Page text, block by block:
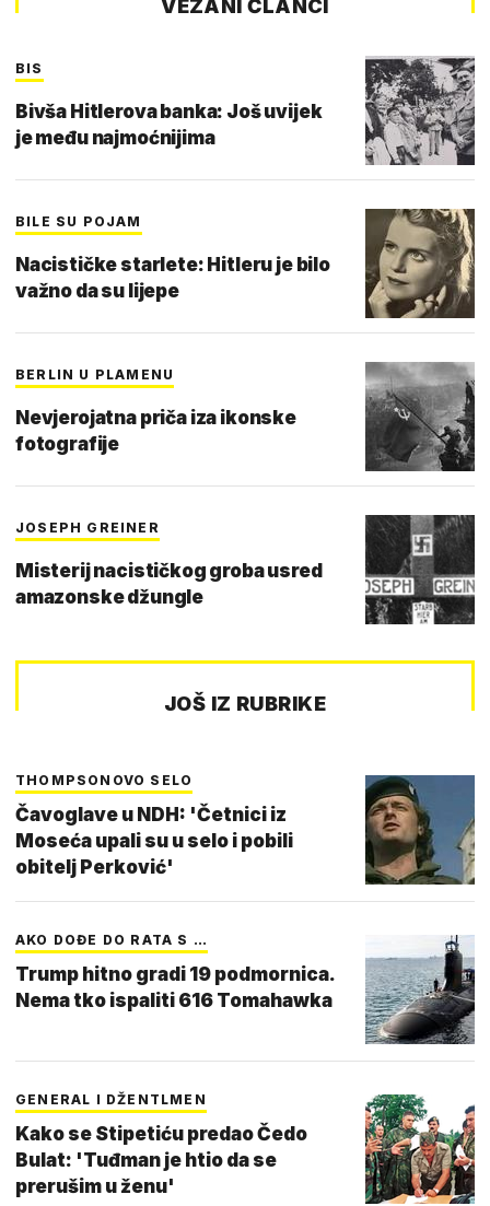
VEZANI ČLANCI
BIS
Bivša Hitlerova banka: Još uvijek
je među najmoćnijima
BILE SU POJAM
Nacističke starlete: Hitleru je bilo
važno da su lijepe
BERLIN U PLAMENU
Nevjerojatna priča iza ikonske
fotografije
JOSEPH GREINER
Misterij nacističkog groba usred
amazonske džungle
JOŠ IZ RUBRIKE
THOMPSONOVO SELO
Čavoglave u NDH: 'Četnici iz
Moseća upali su u selo i pobili
obitelj Perković'
AKO DOĐE DO RATA S …
Trump hitno gradi 19 podmornica.
Nema tko ispaliti 616 Tomahawka
GENERAL I DŽENTLMEN
Kako se Stipetiću predao Čedo
Bulat: 'Tuđman je htio da se
prerušim u ženu'